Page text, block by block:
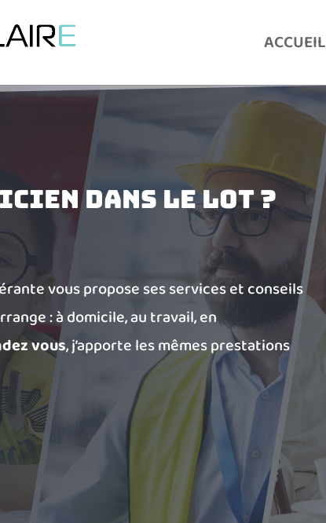
ACCUEIL
dans le lot ?
vous propose ses services et conseils
: à domicile, au travail, en
vous, j’apporte les mêmes prestations